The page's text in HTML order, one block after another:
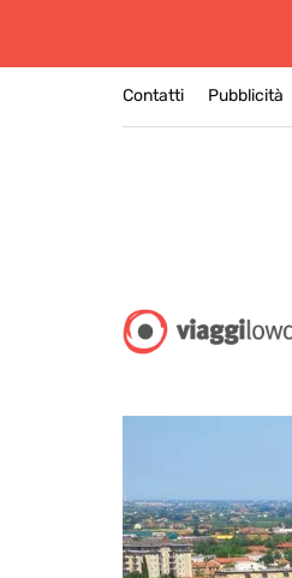
Contatti Pubblicità